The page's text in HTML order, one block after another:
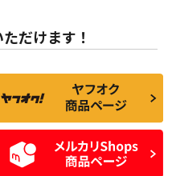
んどない中古品
偏磨耗・劣化は感じ
られるが、使用に問
題のない中古品
D
残り溝も少なく、偏
磨耗がみられ、短期
間使用できるくらい
の中古品
だけます！